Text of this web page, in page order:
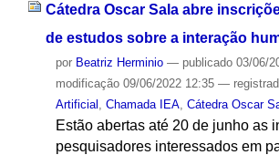
Cátedra Oscar Sala abre
de estudos sobre a interação
por Beatriz Herminio — publicado03/06/
modificação09/06/2022 12:35 —
Artificial
Chamada IEA, Cátedra Oscar
Estão abertas até 20 de junho as
pesquisadores interessados em